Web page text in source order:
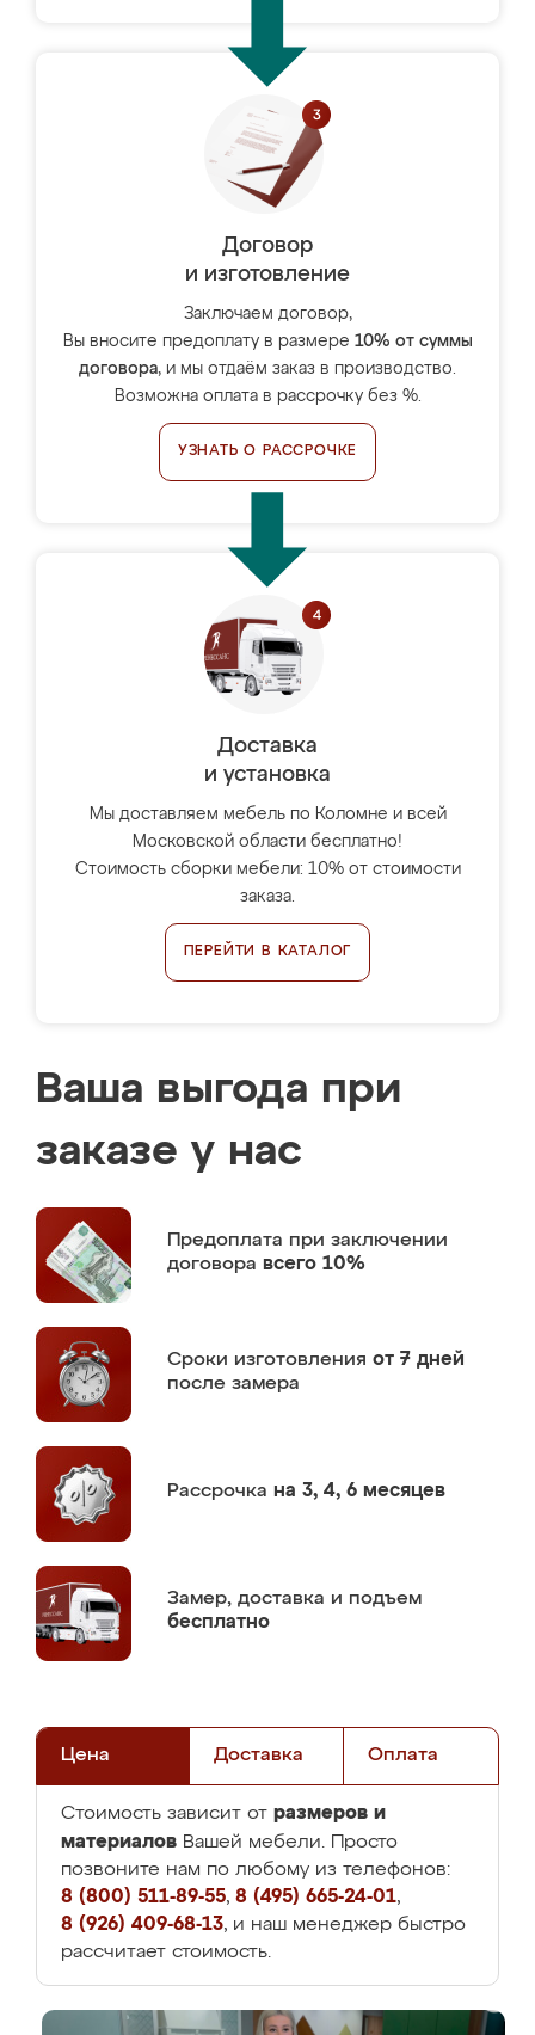
Договор
и изготовление
Заключаем договор,
Вы вносите предоплату в размере 10% от суммы
договора, и мы отдаём заказ в производство.
Возможна оплата в рассрочку без %.
УЗНАТЬ О РАССРОЧКЕ
Доставка
и установка
Мы доставляем мебель по Коломне и всей
Московской области бесплатно!
Стоимость сборки мебели: 10% от стоимости
заказа.
ПЕРЕЙТИ В КАТАЛОГ
Ваша выгода при
заказе у нас
Предоплата при заключении
договора всего 10%
Сроки изготовления от 7 дней
после замера
Рассрочка на 3, 4, 6 месяцев
Замер, доставка и подъем
бесплатно
Цена Доставка Оплата
Стоимость зависит от размеров и
материалов Вашей мебели. Просто
позвоните нам по любому из телефонов:
8 (800) 511-89-55, 8 (495) 665-24-01,
8 (926) 409-68-13, и наш менеджер быстро
рассчитает стоимость.